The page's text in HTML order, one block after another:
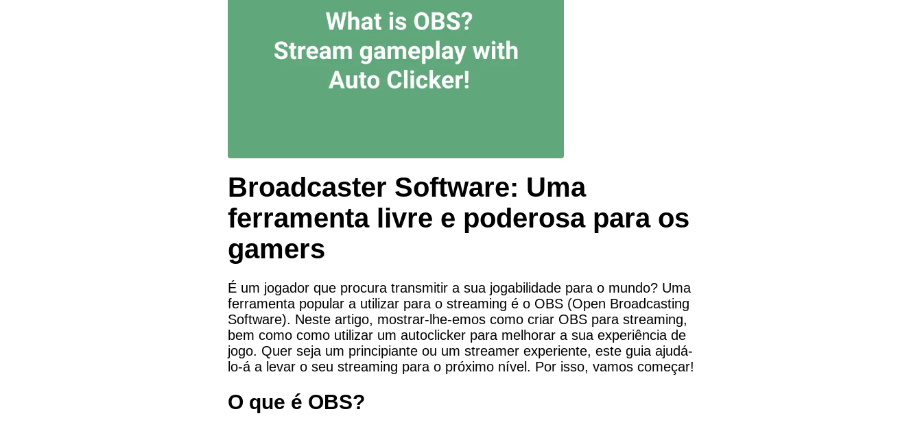
Broadcaster Software: Uma
ferramenta livre e poderosa para os
gamers
É um jogador que procura transmitir a sua jogabilidade para o mundo? Uma
ferramenta popular a utilizar para o streaming é o OBS (Open Broadcasting
Software). Neste artigo, mostrar-lhe-emos como criar OBS para streaming,
bem como como utilizar um autoclicker para melhorar a sua experiência de
jogo. Quer seja um principiante ou um streamer experiente, este guia ajudá-
lo-á a levar o seu streaming para o próximo nível. Por isso, vamos começar!
O que é OBS?